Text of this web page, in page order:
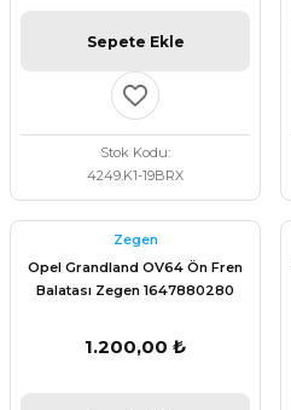
Sepete Ekle
Stok Kodu
4249.K1-19BRX
Zegen
Opel Grandland OV64 Ön Fren
Balatası Zegen 1647880280
1.200,00 ₺